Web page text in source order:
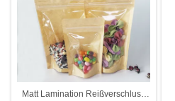
Matt Lamination Reißverschluss